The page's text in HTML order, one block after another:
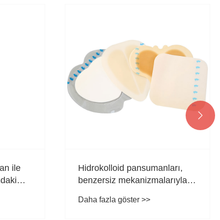
ile
Hidrokolloid pansumanları,
benzersiz mekanizmalarıyla
akım seçim haline nasıl geldi?
Daha fazla göster >>
